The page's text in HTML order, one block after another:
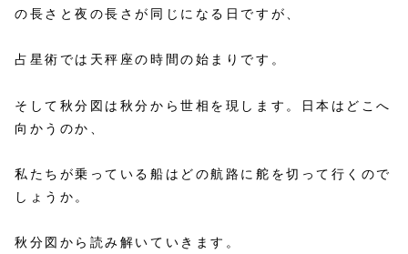
の長さと夜の長さが同じになる日ですが、
占星術では天秤座の時間の始まりです。
そして秋分図は秋分から世相を現します。日本はどこへ
向かうのか、
私たちが乗っている船はどの航路に舵を切って行くので
しょうか。
秋分図から読み解いていきます。